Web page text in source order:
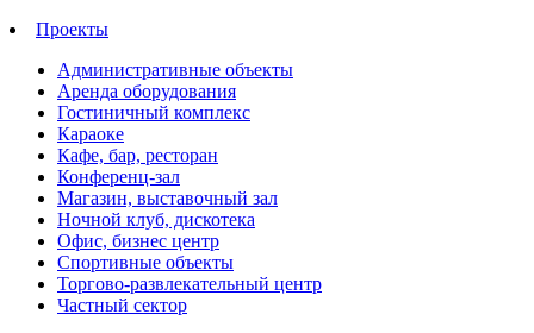
Проекты
Административные объекты
Аренда оборудования
Гостиничный комплекс
Караоке
Кафе, бар, ресторан
Конференц-зал
Магазин, выставочный зал
Ночной клуб, дискотека
Офис, бизнес центр
Спортивные объекты
Торгово-развлекательный центр
Частный сектор